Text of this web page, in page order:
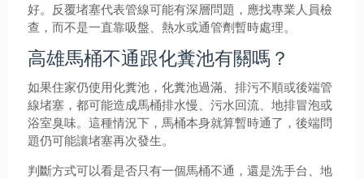
好。反覆堵塞代表管線可能有深層問題，應找專業人員檢
查，而不是一直靠吸盤、熱水或通管劑暫時處理。
高雄馬桶不通跟化糞池有關嗎？
如果住家仍使用化糞池，化糞池過滿、排污不順或後端管
線堵塞，都可能造成馬桶排水慢、污水回流、地排冒泡或
浴室臭味。這種情況下，馬桶本身就算暫時通了，後端問
題仍可能讓堵塞再次發生。
判斷方式可以看是否只有一個馬桶不通，還是洗手台、地